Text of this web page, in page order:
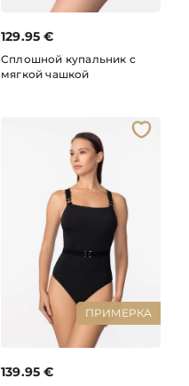
129.95 €
Сплошной купальник с
мягкой чашкой
ПРИМЕРКА
139.95 €